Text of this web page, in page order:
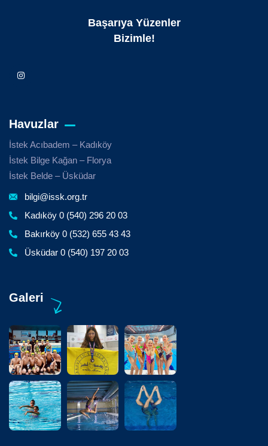
Başarıya Yüzenler
Bizimle!
Havuzlar
İstek Acıbadem – Kadıköy
İstek Bilge Kağan – Florya
İstek Belde – Üsküdar
bilgi@issk.org.tr
Kadıköy 0 (540) 296 20 03
Bakırköy 0 (532) 655 43 43
Üsküdar 0 (540) 197 20 03
Galeri